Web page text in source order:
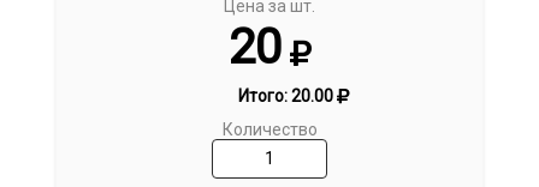
Цена за шт.
20
Итого:20.00
Количество